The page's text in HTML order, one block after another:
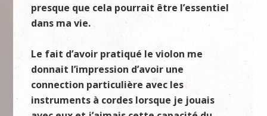
presque que cela pourrait être l’essentiel
dans ma vie.
Le fait d’avoir pratiqué le violon me
donnait l’impression d’avoir une
connection particulière avec les
instruments à cordes lorsque je jouais